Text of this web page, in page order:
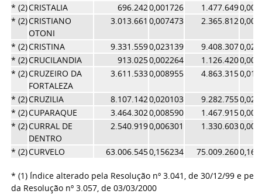
* (2)CRISTALIA 696.2420,001726 1.477.649
* (2)CRISTIANO
OTONI
3.013.661 0,007473 2.365.812
* (2)CRISTINA 9.331.5590,023139 9.408.307
* (2)CRUCILANDIA 913.0250,002264 1.126.420
* (2)CRUZEIRO DA
FORTALEZA
3.611.5330,008955 4.863.315
* (2)CRUZILIA 8.107.1420,020103 9.282.755
* (2)CUPARAQUE 3.464.3020,008590 1.467.915
* (2)CURRAL DE
DENTRO
2.540.9190,006301 1.330.603
* (2)CURVELO 63.006.5450,156234 75.009.260
* (1) Índice alterado pela Resolução nº 3.041, de 30/12/99 e pelo
da Resolução nº 3.057, de 03/03/2000